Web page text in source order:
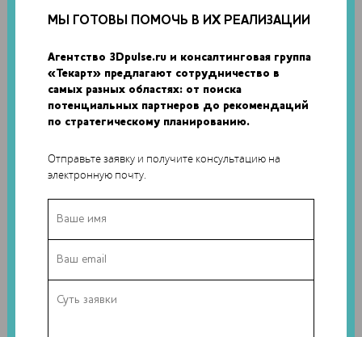
МЫ ГОТОВЫ ПОМОЧЬ В ИХ РЕАЛИЗАЦИИ
Агентство 3Dpulse.ru и консалтинговая группа
«Текарт» предлагают сотрудничество в
самых разных областях: от поиска
потенциальных партнеров до рекомендаций
по стратегическому планированию.
Отправьте заявку и получите консультацию на
электронную почту.
САМОЕ БОЛЬШОЕ В ЕВРОПЕ 3D-ПЕЧАТНОЕ
ЗДАНИЕ
3D-печатные работы выполняются компанией PERI 3D
Construction с помощью 3D-принтера COBOD BOD2.